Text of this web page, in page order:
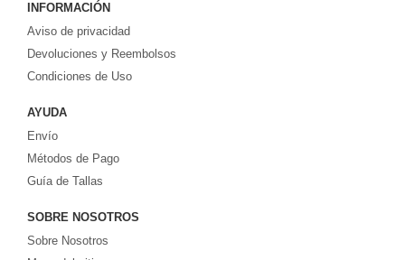
camisetas de rugby replicas
INFORMACIÓN
Aviso de privacidad
Devoluciones y Reembolsos
Condiciones de Uso
AYUDA
Envío
Métodos de Pago
Guía de Tallas
SOBRE NOSOTROS
Sobre Nosotros